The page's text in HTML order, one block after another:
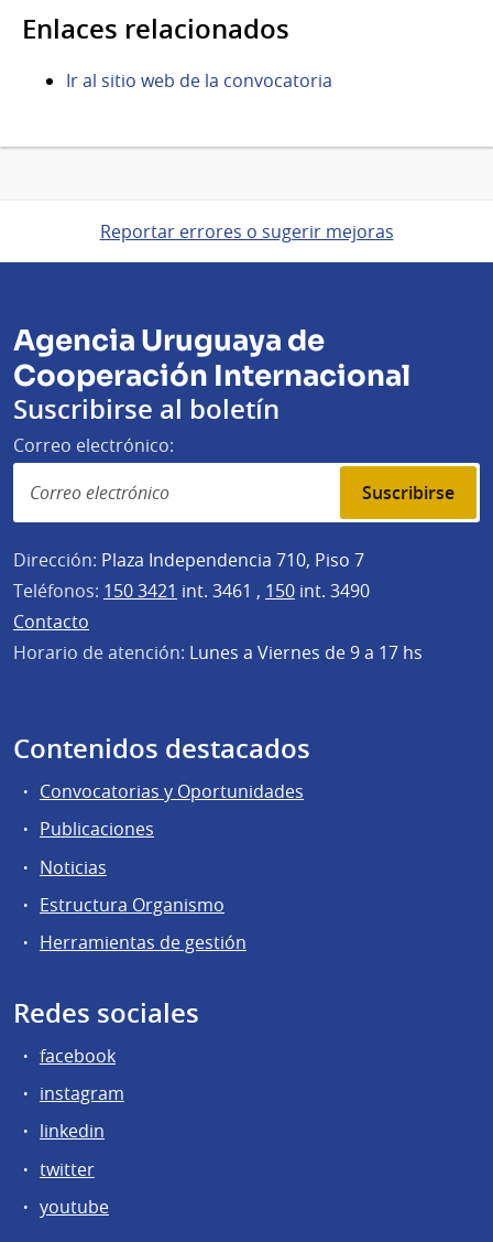
Enlaces relacionados
Ir al sitio web de la convocatoria
Reportar errores o sugerir mejoras
Agencia Uruguaya de
Cooperación Internacional
Suscribirse al boletín
Correo electrónico:
Suscribirse
Dirección: Plaza Independencia 710, Piso 7
Teléfonos: 150 3421 int. 3461 , 150 int. 3490
Contacto
Horario de atención: Lunes a Viernes de 9 a 17 hs
Contenidos destacados
Convocatorias y Oportunidades
Publicaciones
Noticias
Estructura Organismo
Herramientas de gestión
Redes sociales
facebook
instagram
linkedin
twitter
youtube